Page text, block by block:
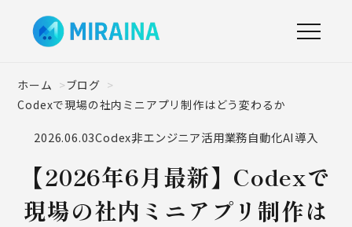
ホーム
ブログ
Codexで現場の社内ミニアプリ制作はどう変わるか
2026.06.03Codex非エンジニア活用業務自動化AI導入
【2026年6月最新】Codexで
現場の社内ミニアプリ制作は